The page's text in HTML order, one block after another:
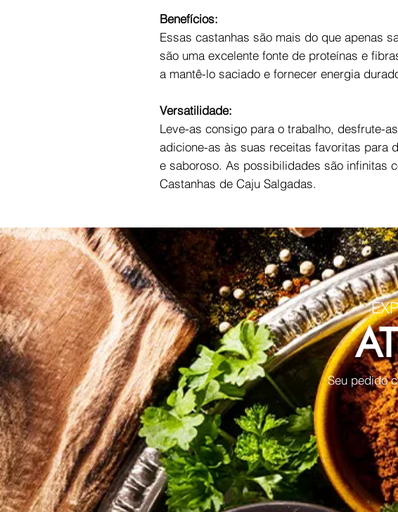
Benefícios:
Essas castanhas são mais do que apenas
são uma excelente fonte de proteínas e
a mantê-lo saciado e fornecer energia
Versatilidade:
Leve-as consigo para o trabalho, desfrute-
adicione-as às suas receitas favoritas para
e saboroso. As possibilidades são infinitas
Castanhas de Caju Salgadas.
Seu pedido